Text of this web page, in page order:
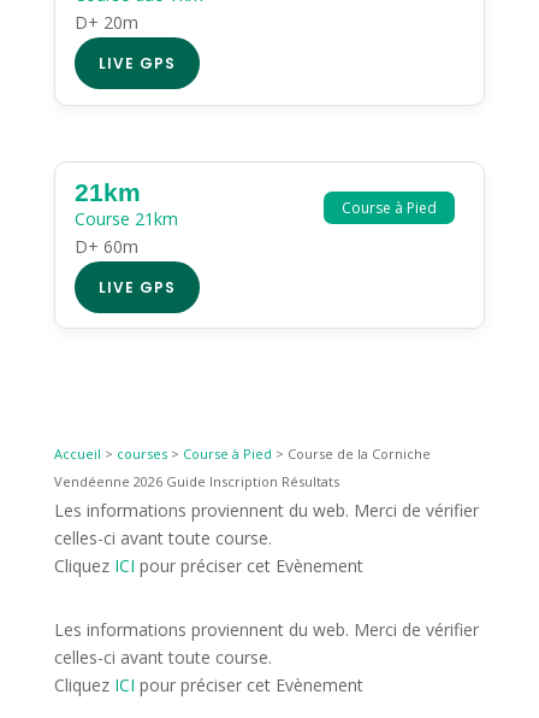
D+ 20m
LIVE GPS
Course à Pied
21km
Course 21km
D+ 60m
LIVE GPS
Accueil > courses> Course à Pied > Course de la Corniche
Vendéenne 2026 Guide Inscription Résultats
Les informations proviennent du web. Merci de vérifier
celles-ci avant toute course.
Cliquez ICI pour préciser cet Evènement
Les informations proviennent du web. Merci de vérifier
celles-ci avant toute course.
Cliquez ICI pour préciser cet Evènement